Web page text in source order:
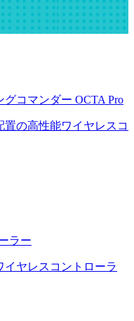
コマンダー OCTA Pro
の高性能ワイヤレスコ
ラー
イヤレスコントローラ